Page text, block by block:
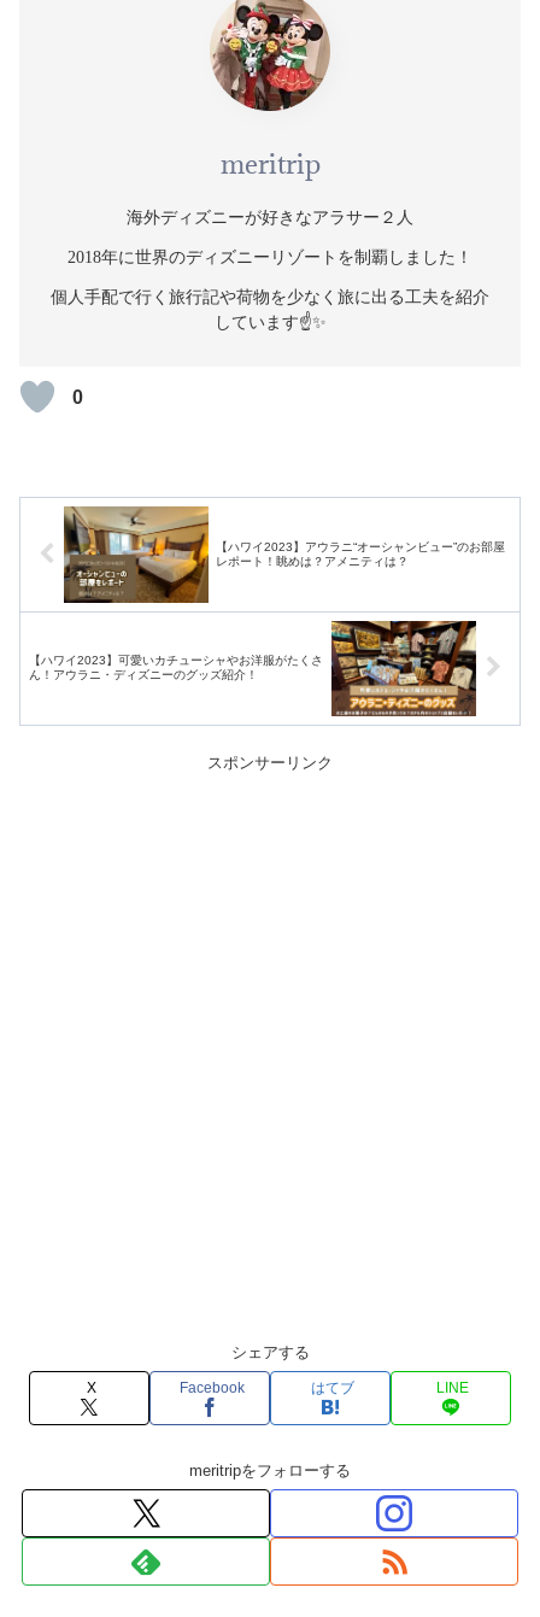
meritrip
海外ディズニーが好きなアラサー２人
2018年に世界のディズニーリゾートを制覇しました！
個人手配で行く旅行記や荷物を少なく旅に出る工夫を紹介
しています☝️✨
0
【ハワイ2023】アウラニ“オーシャンビュー”のお部屋
レポート！眺めは？アメニティは？
【ハワイ2023】可愛いカチューシャやお洋服がたくさ
ん！アウラニ・ディズニーのグッズ紹介！
スポンサーリンク
シェアする
X Facebook はてブ LINE
meritripをフォローする